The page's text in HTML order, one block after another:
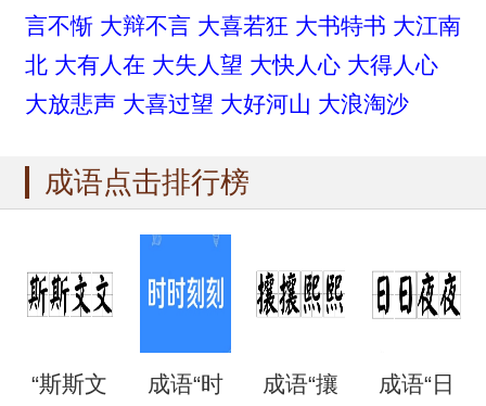
言不惭 大辩不言 大喜若狂 大书特书 大江南
北 大有人在 大失人望 大快人心 大得人心
大放悲声 大喜过望 大好河山 大浪淘沙
成语点击排行榜
“斯斯文 成语“时 成语“攘 成语“日